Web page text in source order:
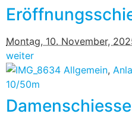
Montag, 10. November,
weiter
Allgemein,
10/50m